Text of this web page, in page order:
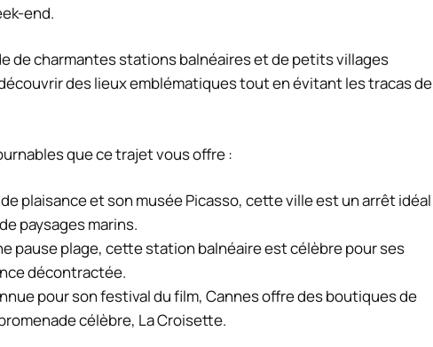
end.
de charmantes stations balnéaires et de petits villages
des lieux emblématiques tout en évitant les tracas de
que ce trajet vous offre :
plaisance et son musée Picasso, cette ville est un arrêt idéal
paysages marins.
pause plage, cette station balnéaire est célèbre pour ses
décontractée.
pour son festival du film, Cannes offre des boutiques de
célèbre, La Croisette.